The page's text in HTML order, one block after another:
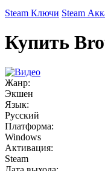
Steam Ключи Steam
Купить
Жанр:
Экшен
Язык:
Русский
Платформа:
Windows
Активация:
Steam